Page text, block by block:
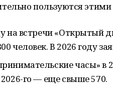
пользуются этими
на встречи «Открытый
человек. В 2026 году
часы» в
го — еще свыше 570.